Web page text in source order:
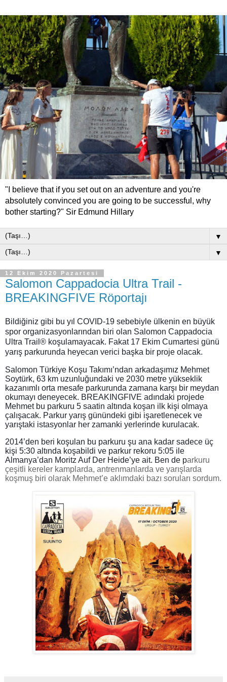
"I believe that if you set out on an adventure and you're
absolutely convinced you are going to be successful, why
bother starting?" Sir Edmund Hillary
▼
▼
12 Ekim 2020 Pazartesi
Salomon Cappadocia Ultra Trail -
BREAKINGFIVE Röportajı
Bildiğiniz gibi bu yıl COVID-19 sebebiyle ülkenin en büyük
spor organizasyonlarından biri olan Salomon Cappadocia
Ultra Trail® koşulamayacak. Fakat 17 Ekim Cumartesi günü
yarış parkurunda heyecan verici başka bir proje olacak.
Salomon Türkiye Koşu Takımı’ndan arkadaşımız Mehmet
Soytürk, 63 km uzunluğundaki ve 2030 metre yükseklik
kazanımlı orta mesafe parkurunda zamana karşı bir meydan
okumayı deneyecek. BREAKINGFIVE adındaki projede
Mehmet bu parkuru 5 saatin altında koşan ilk kişi olmaya
çalışacak. Parkur yarış günündeki gibi işaretlenecek ve
yarıştaki istasyonlar her zamanki yerlerinde kurulacak.
2014’den beri koşulan bu parkuru şu ana kadar sadece üç
kişi 5:30 altında koşabildi ve parkur rekoru 5:05 ile
Almanya’dan Moritz Auf Der Heide’ye ait. Ben de parkuru
çeşitli kereler kamplarda, antrenmanlarda ve yarışlarda
koşmuş biri olarak Mehmet’e aklımdaki bazı soruları sordum.